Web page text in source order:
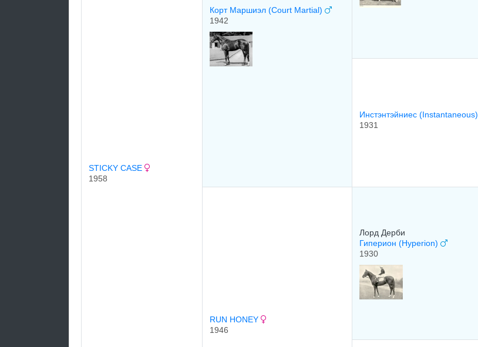
STICKY CASE
1958
Корт Маршиэл (Court Martial)
1942
Инстэнтэйниес (Instantaneous)
1931
RUN HONEY
1946
Лоpд Дepби
Гиперион (Hyperion)
1930